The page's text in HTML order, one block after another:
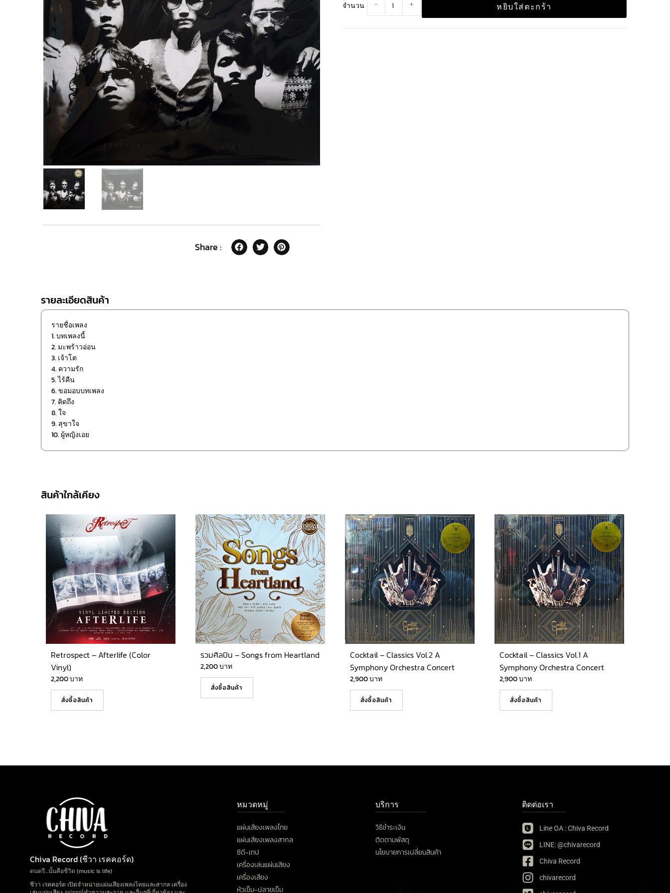
Share :
จำนวน - + หยิบใส่ตะกร้า
รายละเอียดสินค้า
รายชื่อเพลง
1. บทเพลงนี้
2. มะพร้าวอ่อน
3. เจ้าโต
4. ความรัก
5. ไร้คืน
6. ขอมอบบทเพลง
7. คิดถึง
8. ใจ
9. สุขาใจ
10. ผู้หญิงเอย
สินค้าใกล้เคียง
Retrospect – Afterlife (Color
Vinyl)
2,200บาท
สั่งซื้อสินค้า
รวมศิลปิน – Songs from Heartland
2,200บาท
สั่งซื้อสินค้า
Cocktail – Classics Vol.2 A
Symphony Orchestra Concert
2,900บาท
สั่งซื้อสินค้า
Cocktail – Classics Vol.1 A
Symphony Orchestra Concert
2,900บาท
สั่งซื้อสินค้า
Chiva Record (ชีวา เรคคอร์ด)
ดนตรี…นั้นคือชีวิต (music is life)
ชีวา เรคคอร์ด เปิดจำหน่ายแผ่นเสียงเพลงไทยและสากล เครื่อง
หมวดหมู่
แผ่นเสียงเพลงไทย
แผ่นเสียงเพลงสากล
ซีดี-เทป
เครื่องเล่นแผ่นเสียง
เครื่องเสียง
หัวเข็ม-ปลายเข็ม
บริการ
วิธีชำระเงิน
ติดตามพัสดุ
นโยบายการเปลี่ยนสินค้า
ติดต่อเรา
Line OA : Chiva Record
LINE: @chivarecord
Chiva Record
chivarecord